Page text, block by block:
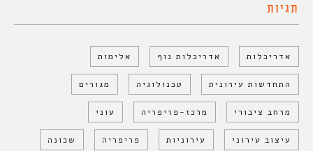
תגיות
אדריכלות אדריכלות נוף אלימות
התחדשות עירונית טכנולוגיה מגורים
מרחב ציבורי מרכז-פריפריה עוני
עיצוב עירוני עירוניות פריפריה שכונה